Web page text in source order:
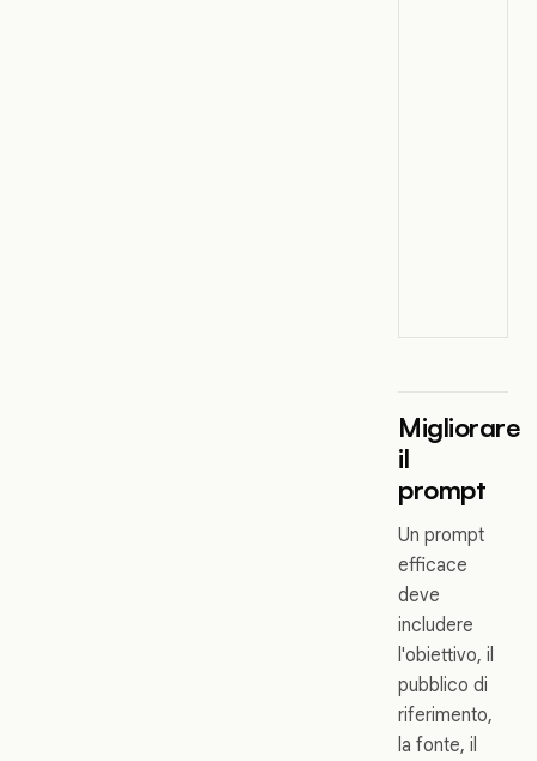
Migliorare
il
prompt
Un prompt
efficace
deve
includere
l'obiettivo, il
pubblico di
riferimento,
la fonte, il